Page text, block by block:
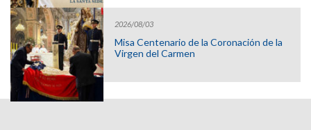
2026/08/03
Misa Centenario de la Coronación de la
Virgen del Carmen